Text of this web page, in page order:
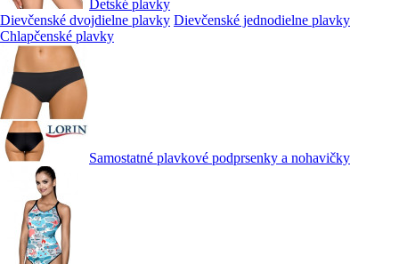
Detské plavky
Dievčenské dvojdielne plavky Dievčenské jednodielne plavky
Chlapčenské plavky
Samostatné plavkové podprsenky a nohavičky